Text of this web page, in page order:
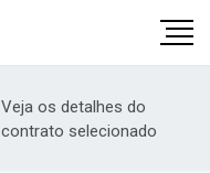
Veja os detalhes do
contrato selecionado